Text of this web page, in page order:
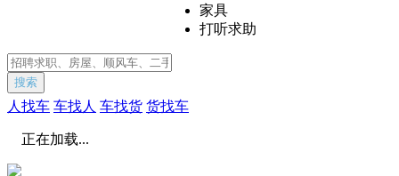
家具
打听求助
搜索
人找车 车找人 车找货 货找车
正在加载...